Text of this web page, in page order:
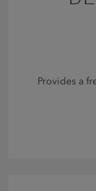
Provides a